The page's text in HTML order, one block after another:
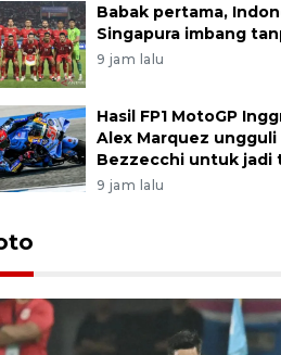
Babak pertama,
Singapura imbang
9 jam lalu
Hasil FP1 MotoGP
Alex Marquez ungguli
Bezzecchi untuk jadi
9 jam lalu